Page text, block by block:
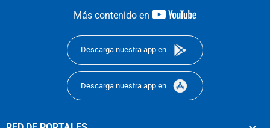
Más contenido en
youtube-
Descarga nuestra app en
Descarga nuestra app en